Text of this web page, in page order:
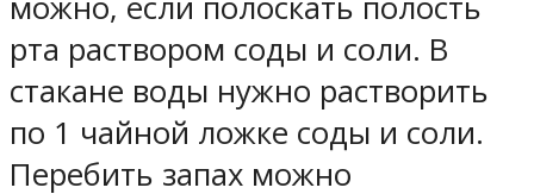
рта раствором соды и соли. В
стакане воды нужно растворить
по 1 чайной ложке соды и соли.
Перебить запах можно